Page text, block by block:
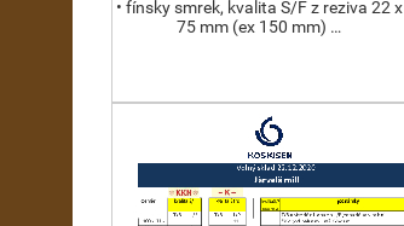
• fínsky smrek, kvalita S/F z reziva 22 x
75 mm (ex 150 mm) …